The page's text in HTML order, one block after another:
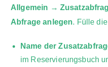
Allgemein →
Abfrage anlegen. Fülle
Name der
im Reservierungsbuch